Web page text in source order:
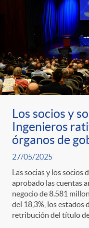
Los socios y
Ingenieros
órganos de
27/05/2025
Las socias y los
aprobado las cuentas
negocio de 8.581
del 18,3%, los estados
retribución del título